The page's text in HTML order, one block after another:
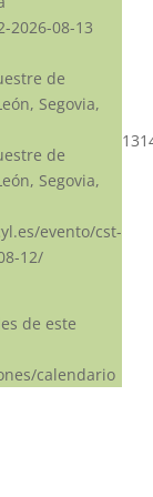
2026-08-13
de
Segovia,
de
Segovia,
evento/cst-
12/
de este
calendario
13